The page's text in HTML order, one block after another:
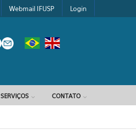
Webmail IFUSP Login
SERVIÇOS CONTATO